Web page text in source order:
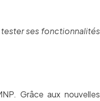
ses fonctionnalités
Grâce aux nouvelles